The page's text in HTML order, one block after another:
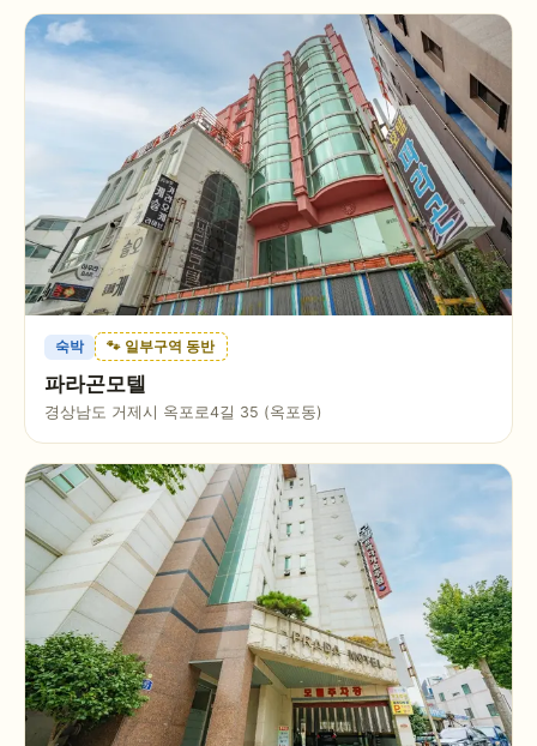
숙박 🐾 일부구역 동반
파라곤모텔
경상남도 거제시 옥포로4길 35 (옥포동)